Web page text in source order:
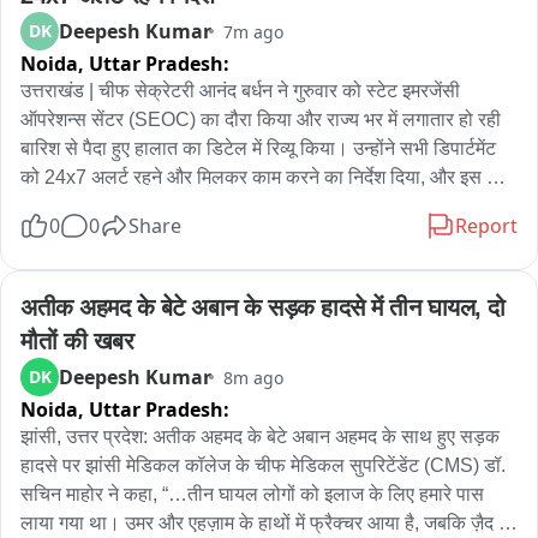
DK Deepesh Kumar 7m ago
Noida, Uttar Pradesh:
उत्तराखंड | चीफ सेक्रेटरी आनंद बर्धन ने गुरुवार को स्टेट इमरजेंसी
ऑपरेशन्स सेंटर (SEOC) का दौरा किया और राज्य भर में लगातार हो रही
बारिश से पैदा हुए हालात का डिटेल में रिव्यू किया। उन्होंने सभी डिपार्टमेंट
को 24x7 अलर्ट रहने और मिलकर काम करने का निर्देश दिया, और इस बात
प्राथमिकता है।
चीफ सेक्रेटरी ने डिज़ाडर मैनेजमेंट और रिहैबिलिटेशन सेक्रेटरी विनोद
कुमार सुमन के साथ बारिश की पूरी स्थिति का रिव्यू किया, जिसमें नदियों का
पानी का लेवल, सड़कें बंद होना, लैंडस्लाइड से प्रभावित इलाके, चल रहे
राहत और बचाव ऑपरेशन, बिजली और पीने के पानी की सप्लाई,
कम्युनिकेशन सिस्टम और दूसरी ज़रूरी सर्विस शामिल हैं। उन्होंने अलग-
अलग ज़िलों में बारिश, मौसम के अनुमान और आने वाले दिनों की तैयारियों का
भी आकलन किया, और अधिकारियों को लगातार मॉनिटरिंग बनाए रखने और
किसी भी इमरजेंसी की स्थिति में तेज़ी से कार्रवाई करने का निर्देश दिया।
उन्होंने स्टेट इमरजेंसी ऑपरेशन्स सेंटर को सभी ज़िला एडमिनिस्ट्रेशन के
0 0 Share Report
अतीक अहमद के बेटे अबान के सड़क हादसे में तीन घायल, दो
मौतों की खबर
DK Deepesh Kumar 8m ago
Noida, Uttar Pradesh:
झांसी, उत्तर प्रदेश: अतीक अहमद के बेटे अबान अहमद के साथ हुए सड़क
हादसे पर झांसी मेडिकल कॉलेज के चीफ मेडिकल सुपरिटेंडेंट (CMS) डॉ.
सचिन माहोर ने कहा, “…तीन घायल लोगों को इलाज के लिए हमारे पास
लाया गया था। उमर और एहज़ाम के हाथों में फ्रैक्चर आया है, जबकि ज़ैद के